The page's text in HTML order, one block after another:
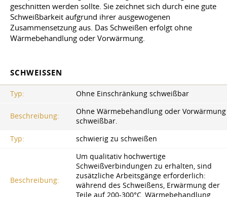
geschnitten werden sollte. Sie zeichnet sich durch eine gute
Schweißbarkeit aufgrund ihrer ausgewogenen
Zusammensetzung aus. Das Schweißen erfolgt ohne
Wärmebehandlung oder Vorwärmung.
SCHWEISSEN
Typ: Ohne Einschränkung schweißbar
Beschreibung:
Ohne Wärmebehandlung oder Vorwärmung
schweißbar.
Typ:
schwierig zu schweißen
Beschreibung:
Um qualitativ hochwertige
Schweißverbindungen zu erhalten, sind
zusätzliche Arbeitsgänge erforderlich:
während des Schweißens, Erwärmung der
Teile auf 200-300°C, Wärmebehandlung